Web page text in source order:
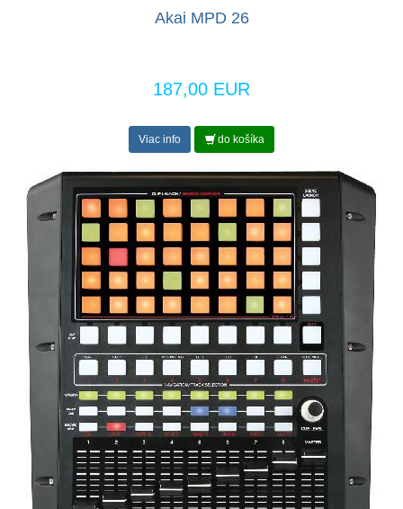
Akai MPD 26
187,00 EUR
Viac info do košíka